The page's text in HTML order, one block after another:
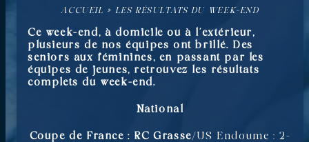
ACCUEIL » LES RÉSULTATS DU WEEK-END
Ce week-end, à domicile ou à l’extérieur,
plusieurs de nos équipes ont brillé. Des
seniors aux féminines, en passant par les
équipes de jeunes, retrouvez les résultats
complets du week-end.
National
Coupe de France : RC Grasse/US Endoume : 2-